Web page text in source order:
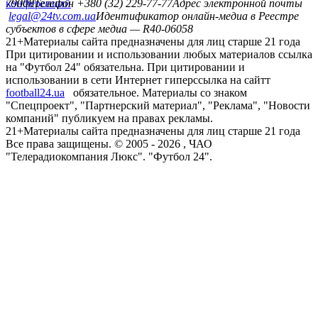
конференций
79008Телефон +380 (32) 229-77-77Адрес электронной почты
legal@24tv.com.uaИдентификатор онлайн-медиа в Реестре
субъектов в сфере медиа — R40-06058
21+Материалы сайта предназначены для лиц старше 21 года
При цитировании и использовании любых материалов ссылка
на "Футбол 24" обязательна. При цитировании и
использовании в сети Интернет гиперссылка на сайтт
football24.ua
обязательное. Материалы со знаком
"Спецпроект", "Партнерский материал", "Реклама", "Новости
компаний" публикуем на правах рекламы.
21+Материалы сайта предназначены для лиц старше 21 года
Все права защищены. © 2005 - 2026 , ЧАО
"Телерадиокомпания Люкс". "Футбол 24".